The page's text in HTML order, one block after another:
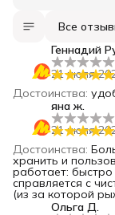
Все
Геннадий
21 июля
Достоинства:
яна ж.
21 июля
Достоинства:
хранить и
работает:
справляется с
(из за которой
Ольга Д.